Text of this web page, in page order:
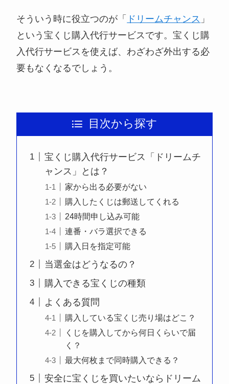
そういう時に役立つのが「 ドリームチャンス 」
という宝くじ購入代行サービスです。宝くじ購
入代行サービスを使えば、わざわざ外出する必
要もなくなるでしょう。
目次から探す
宝くじ購入代行サービス「ドリームチ
ャンス」とは？
家から出る必要がない
購入したくじは郵送してくれる
24時間申し込み可能
連番・バラ選択できる
購入日を指定可能
当選金はどうなるの？
購入できる宝くじの種類
よくある質問
購入している宝くじ売り場はどこ？
くじを購入してから何日くらいで届
く？
最大何枚まで同時購入できる？
安全に宝くじを買いたいならドリーム